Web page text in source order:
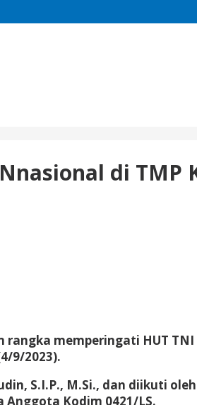
di TMP
memperingati HUT TNI
9/2023).
S.I.P., M.Si., dan diikuti
Anggota Kodim 0421/LS.